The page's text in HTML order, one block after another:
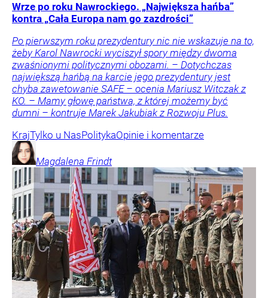
Wrze po roku Nawrockiego. „Największa hańba”
kontra „Cała Europa nam go zazdrości”
Po pierwszym roku prezydentury nic nie wskazuje na to,
żeby Karol Nawrocki wyciszył spory między dwoma
zwaśnionymi politycznymi obozami. – Dotychczas
największą hańbą na karcie jego prezydentury jest
chyba zawetowanie SAFE – ocenia Mariusz Witczak z
KO. – Mamy głowę państwa, z której możemy być
dumni – kontruje Marek Jakubiak z Rozwoju Plus.
KrajTylko u NasPolitykaOpinie i komentarze
Magdalena Frindt